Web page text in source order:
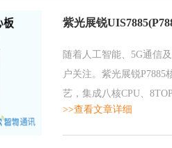
紫光展锐
随着人工智能、5G通信
户关注。紫光展锐P7885
艺，集成八核CPU、
器人、车载设备、边缘计
>>查看文章详细